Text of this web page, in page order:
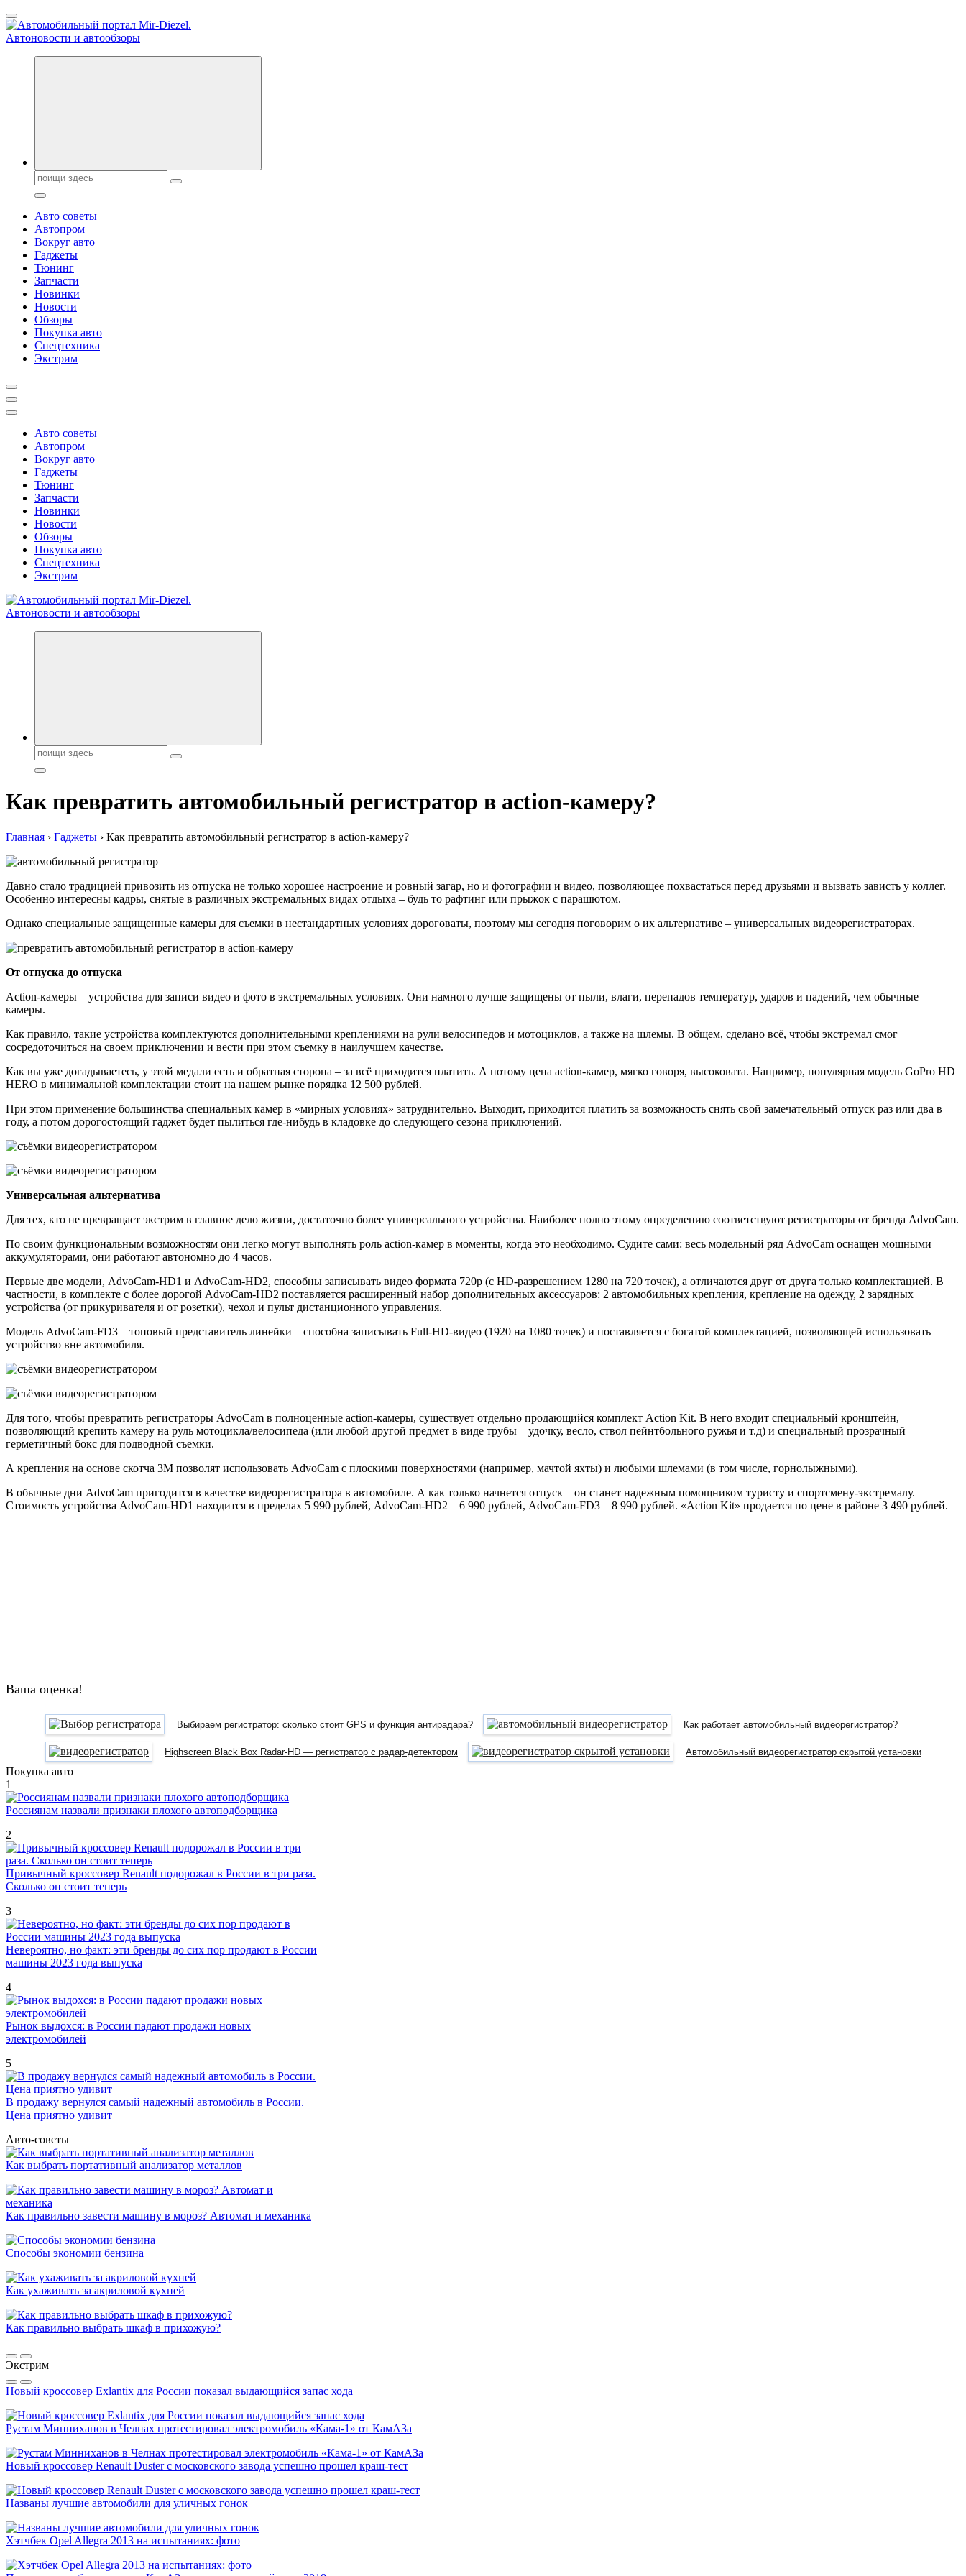
Перейти
к
содержанию
Справочник автомобилиста. Обзор новинок популярных автобрендов, технические характреристики, фото и автообзоры. Автотюнинг, тест-драйвы. Шины, диски, резина
Поиск:
Авто советы
Автопром
Вокруг авто
Гаджеты
Тюнинг
Запчасти
Новинки
Новости
Обзоры
Покупка авто
Спецтехника
Экстрим
Авто советы
Автопром
Вокруг авто
Гаджеты
Тюнинг
Запчасти
Новинки
Новости
Обзоры
Покупка авто
Спецтехника
Экстрим
Справочник автомобилиста. Обзор новинок популярных автобрендов, технические характреристики, фото и автообзоры. Автотюнинг, тест-драйвы. Шины, диски, резина
Поиск:
Как превратить автомобильный регистратор в action-камеру?
Главная › Гаджеты › Как превратить автомобильный регистратор в action-камеру?
Давно стало традицией привозить из отпуска не только хорошее настроение и ровный загар, но и фотографии и видео, позволяющее похвастаться перед друзьями и вызвать зависть у коллег.
Особенно интересны кадры, снятые в различных экстремальных видах отдыха – будь то рафтинг или прыжок с парашютом.
Однако специальные защищенные камеры для съемки в нестандартных условиях дороговаты, поэтому мы сегодня поговорим о их альтернативе – универсальных видеорегистраторах.
От отпуска до отпуска
Action-камеры – устройства для записи видео и фото в экстремальных условиях. Они намного лучше защищены от пыли, влаги, перепадов температур, ударов и падений, чем обычные
камеры.
Как правило, такие устройства комплектуются дополнительными креплениями на рули велосипедов и мотоциклов, а также на шлемы. В общем, сделано всё, чтобы экстремал смог
сосредоточиться на своем приключении и вести при этом съемку в наилучшем качестве.
Как вы уже догадываетесь, у этой медали есть и обратная сторона – за всё приходится платить. А потому цена action-камер, мягко говоря, высоковата. Например, популярная модель GoPro HD
HERO в минимальной комплектации стоит на нашем рынке порядка 12 500 рублей.
При этом применение большинства специальных камер в «мирных условиях» затруднительно. Выходит, приходится платить за возможность снять свой замечательный отпуск раз или два в
году, а потом дорогостоящий гаджет будет пылиться где-нибудь в кладовке до следующего сезона приключений.
Универсальная альтернатива
Для тех, кто не превращает экстрим в главное дело жизни, достаточно более универсального устройства. Наиболее полно этому определению соответствуют регистраторы от бренда AdvoCam.
По своим функциональным возможностям они легко могут выполнять роль action-камер в моменты, когда это необходимо. Судите сами: весь модельный ряд AdvoCam оснащен мощными
аккумуляторами, они работают автономно до 4 часов.
Первые две модели, AdvoCam-HD1 и AdvoCam-HD2, способны записывать видео формата 720p (с HD-разрешением 1280 на 720 точек), а отличаются друг от друга только комплектацией. В
частности, в комплекте с более дорогой AdvoCam-HD2 поставляется расширенный набор дополнительных аксессуаров: 2 автомобильных крепления, крепление на одежду, 2 зарядных
устройства (от прикуривателя и от розетки), чехол и пульт дистанционного управления.
Модель AdvoCam-FD3 – топовый представитель линейки – способна записывать Full-HD-видео (1920 на 1080 точек) и поставляется с богатой комплектацией, позволяющей использовать
устройство вне автомобиля.
Для того, чтобы превратить регистраторы AdvoCam в полноценные action-камеры, существует отдельно продающийся комплект Action Kit. В него входит специальный кронштейн,
позволяющий крепить камеру на руль мотоцикла/велосипеда (или любой другой предмет в виде трубы – удочку, весло, ствол пейнтбольного ружья и т.д) и специальный прозрачный
герметичный бокс для подводной съемки.
А крепления на основе скотча 3М позволят использовать AdvoCam с плоскими поверхностями (например, мачтой яхты) и любыми шлемами (в том числе, горнолыжными).
В обычные дни AdvoCam пригодится в качестве видеорегистратора в автомобиле. А как только начнется отпуск – он станет надежным помощником туристу и спортсмену-экстремалу.
Стоимость устройства AdvoCam-HD1 находится в пределах 5 990 рублей, AdvoCam-HD2 – 6 990 рублей, AdvoCam-FD3 – 8 990 рублей. «Action Kit» продается по цене в районе 3 490 рублей.
Ваша оценка!
Выбираем регистратор: сколько стоит GPS и функция антирадара? Как работает автомобильный видеорегистратор?
Highscreen Black Box Radar-HD — регистратор с радар-детектором Автомобильный видеорегистратор скрытой установки
Покупка авто
1
Россиянам назвали признаки плохого автоподборщика
2
Привычный кроссовер Renault подорожал в России в три раза.
Сколько он стоит теперь
3
Невероятно, но факт: эти бренды до сих пор продают в России
машины 2023 года выпуска
4
Рынок выдохся: в России падают продажи новых
электромобилей
5
В продажу вернулся самый надежный автомобиль в России.
Цена приятно удивит
Авто-советы
Как выбрать портативный анализатор металлов
Как правильно завести машину в мороз? Автомат и механика
Способы экономии бензина
Как ухаживать за акриловой кухней
Как правильно выбрать шкаф в прихожую?
Экстрим
Новый кроссовер Exlantix для России показал выдающийся запас хода
Рустам Минниханов в Челнах протестировал электромобиль «Кама-1» от КамАЗа
Новый кроссовер Renault Duster с московского завода успешно прошел краш-тест
Названы лучшие автомобили для уличных гонок
Хэтчбек Opel Allegra 2013 на испытаниях: фото